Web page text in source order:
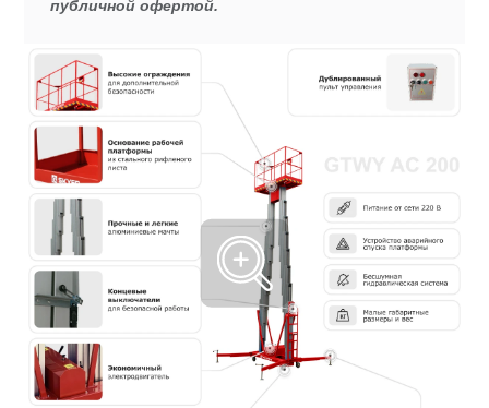
публичной офертой.